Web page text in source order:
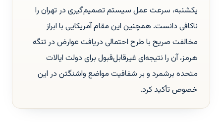
یکشنبه، سرعت عمل سیستم تصمیم‌گیری در تهران را
ناکافی دانست. همچنین این مقام آمریکایی با ابراز
مخالفت صریح با طرح احتمالی دریافت عوارض در تنگه
هرمز، آن را نتیجه‌ای غیرقابل‌قبول برای دولت ایالات
متحده برشمرد و بر شفافیت مواضع واشنگتن در این
خصوص تأکید کرد.